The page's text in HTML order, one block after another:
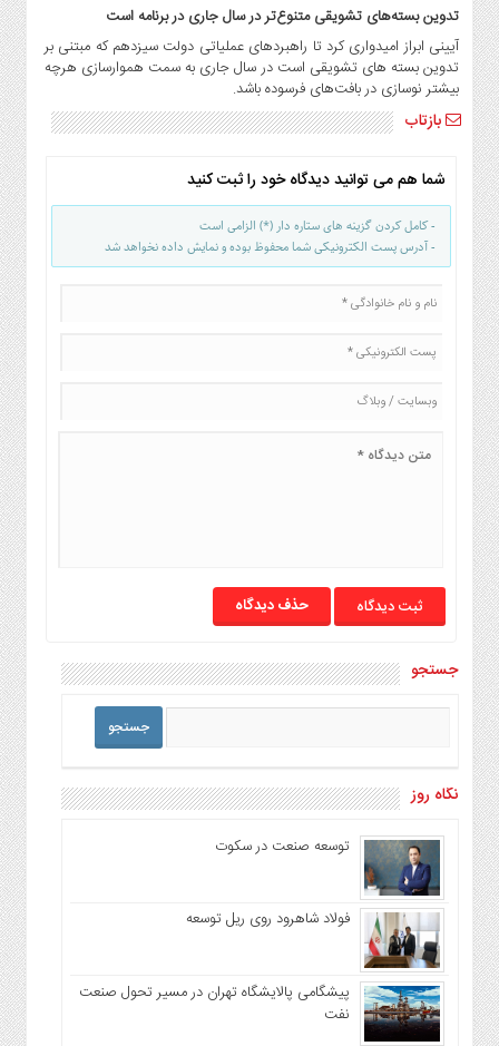
تدوین بسته‌های تشویقی متنوع‌تر در سال جاری در برنامه است
آیینی ابراز امیدواری کرد تا راهبردهای عملیاتی دولت سیزدهم که مبتنی بر
تدوین بسته های تشویقی است در سال جاری به سمت هموارسازی هرچه
بیشتر نوسازی در بافت‌های فرسوده باشد.
بازتاب
شما هم می توانید دیدگاه خود را ثبت کنید
- کامل کردن گزینه های ستاره دار (*) الزامی است
- آدرس پست الکترونیکی شما محفوظ بوده و نمایش داده نخواهد شد
حذف دیدگاه
جستجو
نگاه روز
توسعه صنعت در سکوت
فولاد شاهرود روی ریل توسعه
پیشگامی پالایشگاه تهران در مسیر تحول صنعت
نفت